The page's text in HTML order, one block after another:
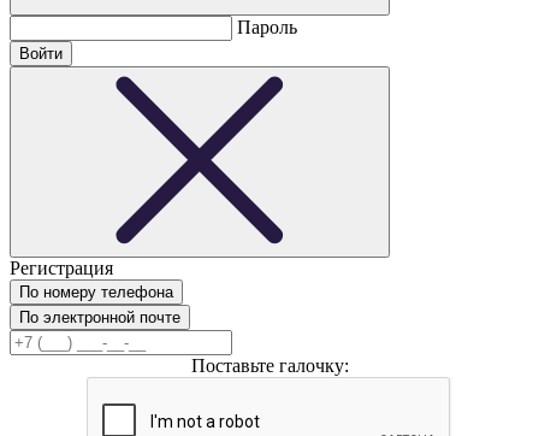
Пароль
Регистрация
По номеру телефона
По электронной почте
Поставьте галочку: